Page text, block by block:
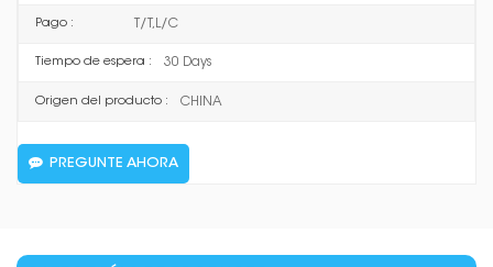
Pago : T/T,L/C
Tiempo de espera : 30 Days
Origen del producto : CHINA
PREGUNTE AHORA